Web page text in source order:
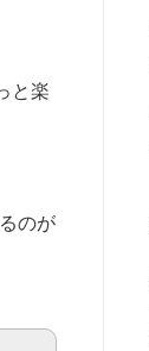
と楽
のが